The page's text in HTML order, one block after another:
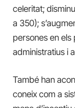
celeritat;
a 350);
persones en
administratius i
També han
coneix com a